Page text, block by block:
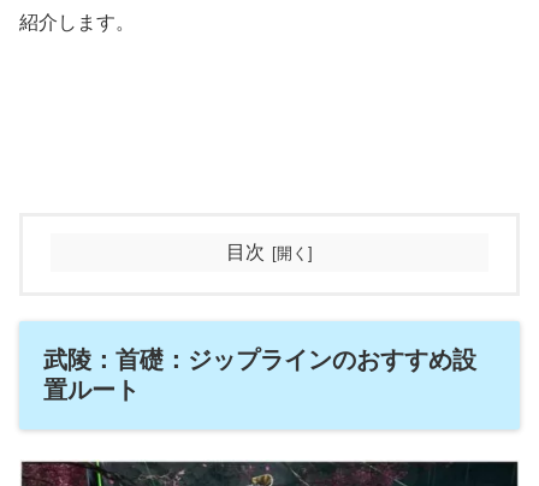
紹介します。
目次
武陵：首礎：ジップラインのおすすめ設
置ルート